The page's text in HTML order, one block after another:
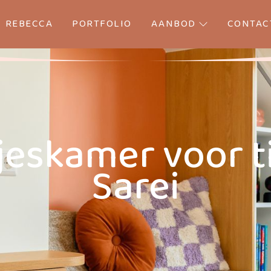
REBECCA PORTFOLIO AANBOD
voor
Sarei